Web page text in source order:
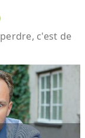
c'est de